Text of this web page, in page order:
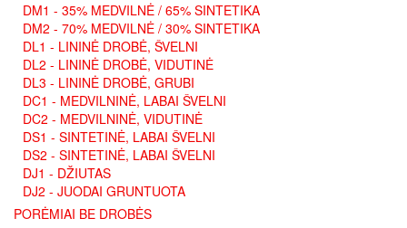
DM1 - 35% MEDVILNĖ / 65% SINTETIKA
DM2 - 70% MEDVILNĖ / 30% SINTETIKA
DL1 - LININĖ DROBĖ, ŠVELNI
DL2 - LININĖ DROBĖ, VIDUTINĖ
DL3 - LININĖ DROBĖ, GRUBI
DC1 - MEDVILNINĖ, LABAI ŠVELNI
DC2 - MEDVILNINĖ, VIDUTINĖ
DS1 - SINTETINĖ, LABAI ŠVELNI
DS2 - SINTETINĖ, LABAI ŠVELNI
DJ1 - DŽIUTAS
DJ2 - JUODAI GRUNTUOTA
PORĖMIAI BE DROBĖS